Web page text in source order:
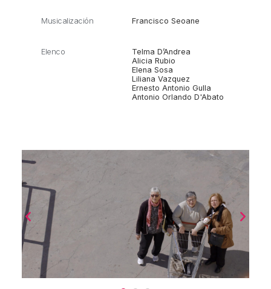
Musicalización Francisco Seoane
Elenco
Telma D’Andrea
Alicia Rubio
Elena Sosa
Liliana Vazquez
Ernesto Antonio Gulla
Antonio Orlando D'Abato